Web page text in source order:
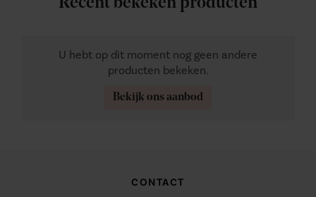
Recent bekeken producten
U hebt op dit moment nog geen andere
producten bekeken.
Bekijk ons aanbod
CONTACT